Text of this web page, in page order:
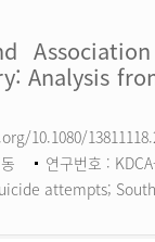
Analysis
10.1080/
연구번호 :
attempts;